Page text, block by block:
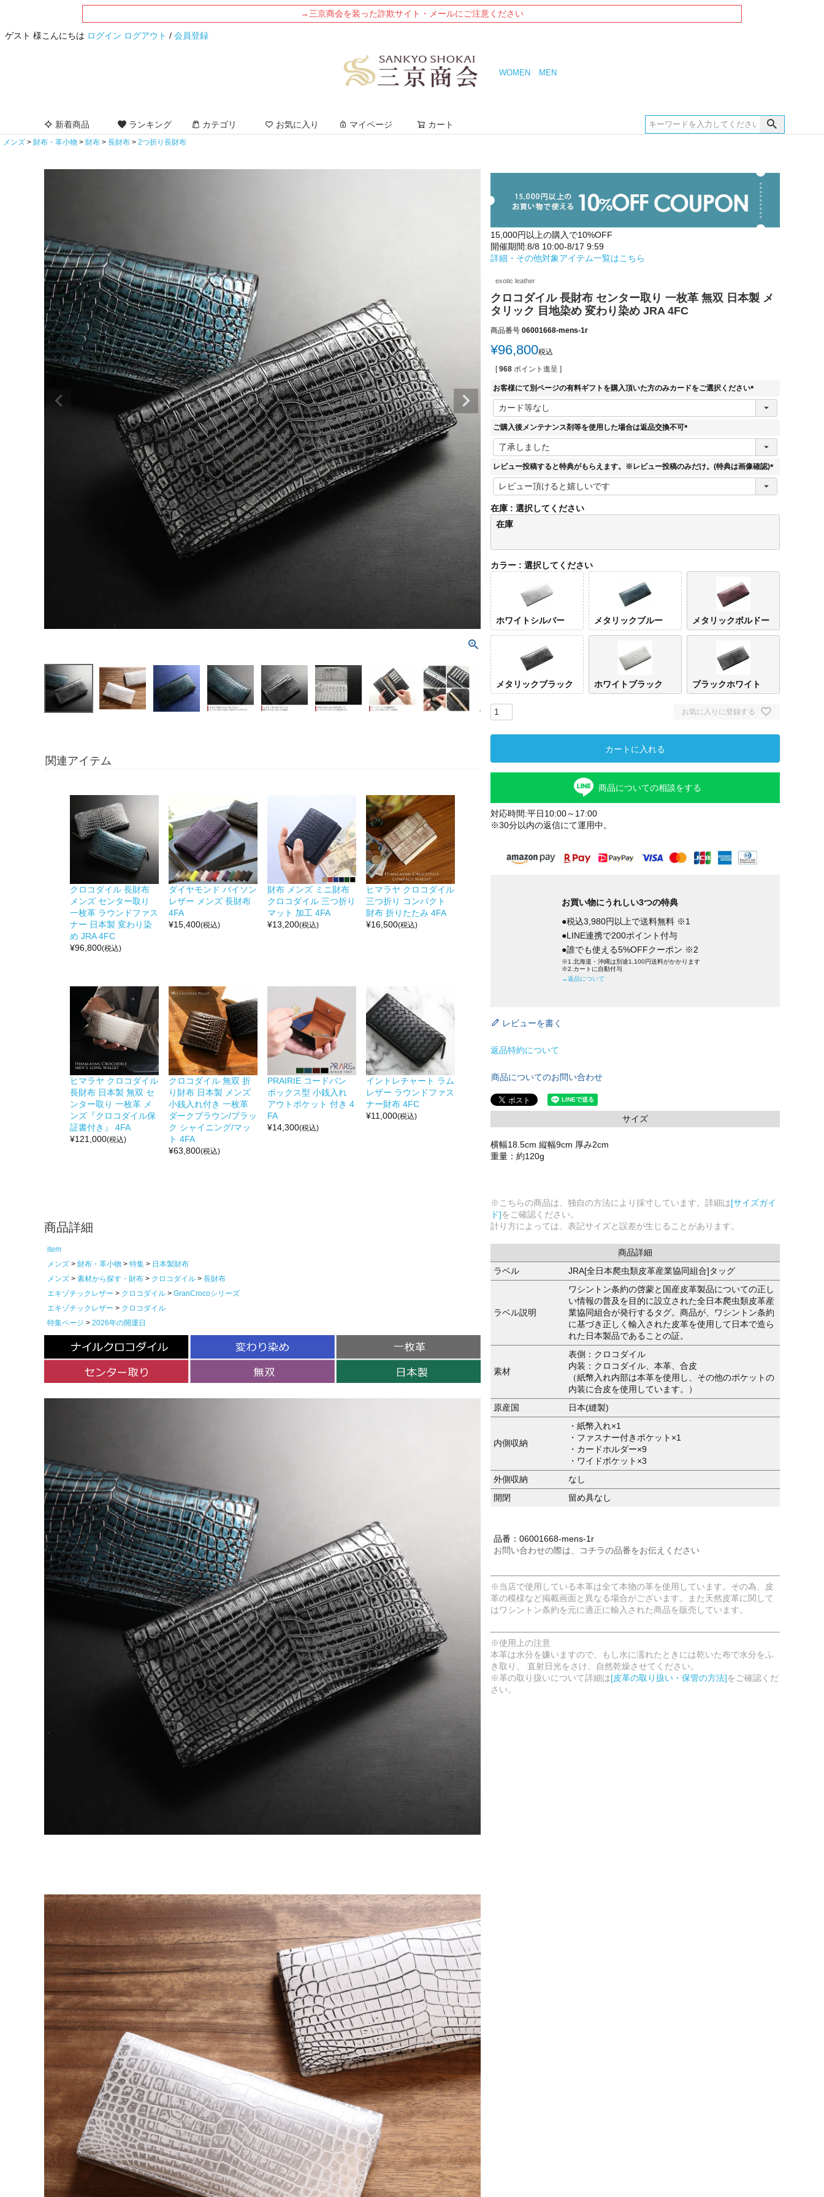
→三京商会を装った詐欺サイト・メールにご注意ください
ゲスト 様こんにちは ログイン ログアウト / 会員登録
WOMEN MEN
新着商品 ランキング カテゴリ お気に入り マイページ カート
メンズ 財布・革小物 財布 長財布 2つ折り長財布
関連アイテム
クロコダイル 長財布
メンズ センター取り
一枚革 ラウンドファス
ナー 日本製 変わり染
め JRA 4FC
¥96,800(税込)
ダイヤモンド パイソン
レザー メンズ 長財布
4FA
¥15,400(税込)
財布 メンズ ミニ財布
クロコダイル 三つ折り
マット 加工 4FA
¥13,200(税込)
ヒマラヤ クロコダイル
三つ折り コンパクト
財布 折りたたみ 4FA
¥16,500(税込)
ヒマラヤ クロコダイル
長財布 日本製 無双 セ
ンター取り 一枚革 メ
ンズ『クロコダイル保
証書付き』 4FA
¥121,000(税込)
クロコダイル 無双 折
り財布 日本製 メンズ
小銭入れ付き 一枚革
ダークブラウン/ブラッ
ク シャイニング/マッ
ト 4FA
¥63,800(税込)
PRAIRIE コードバン
ボックス型 小銭入れ
アウトポケット 付き 4
FA
¥14,300(税込)
イントレチャート ラム
レザー ラウンドファス
ナー財布 4FC
¥11,000(税込)
商品詳細
item
メンズ
財布・革小物 特集
日本製財布
メンズ
素材から探す・財布 クロコダイル
長財布
エキゾチックレザー
クロコダイル
GranCrocoシリーズ
エキゾチックレザー
クロコダイル
特集ページ
2026年の開運日
15,000円以上の購入で10%OFF
開催期間:8/8 10:00-8/17 9:59
詳細・その他対象アイテム一覧はこちら
exotic leather
クロコダイル 長財布 センター取り 一枚革 無双 日本製 メ
タリック 目地染め 変わり染め JRA 4FC
商品番号 06001668-mens-1r
¥96,800税込
[ 968 ポイント進呈 ]
お客様にて別ページの有料ギフトを購入頂いた方のみカードをご選択ください
(
ご購入後メンテナンス剤等を使用した場合は返品交換不可
(
須
レビュー投稿すると特典がもらえます。※レビュー投稿のみだけ。(特典は画像確認)
(
)
在庫
選択してください
在庫
カラー 選択してください
ホワイトシルバー メタリックブルー メタリックボルドー
メタリックブラック ホワイトブラック ブラックホワイト
お気に入りに登録する
カートに入れる
商品についての相談をする
対応時間:平日10:00～17:00
※30分以内の返信にて運用中。
お買い物にうれしい3つの特典
●税込3,980円以上で送料無料 ※1
●LINE連携で200ポイント付与
●誰でも使える5%OFFクーポン ※2
※1.北海道・沖縄は別途1,100円送料がかかります
※2.カートに自動付与
→返品について
レビューを書く
返品特約について
商品についてのお問い合わせ
サイズ
横幅18.5cm 縦幅9cm 厚み2cm
重量：約120g
※こちらの商品は、独自の方法により採寸しています。詳細は[サイズガイ
ド]をご確認ください。
計り方によっては、表記サイズと誤差が生じることがあります。
商品詳細
ラベル
JRA[全日本爬虫類皮革産業協同組合]タッグ
ラベル説明
ワシントン条約の啓蒙と国産皮革製品についての正し
い情報の普及を目的に設立された全日本爬虫類皮革産
業協同組合が発行するタグ。商品が、ワシントン条約
に基づき正しく輸入された皮革を使用して日本で造ら
れた日本製品であることの証。
素材
表側：クロコダイル
内装：クロコダイル、本革、合皮
（紙幣入れ内部は本革を使用し、その他のポケットの
内装に合皮を使用しています。）
原産国
日本(縫製)
内側収納
・紙幣入れ×1
・ファスナー付きポケット×1
・カードホルダー×9
・ワイドポケット×3
外側収納
なし
開閉
留め具なし
品番：06001668-mens-1r
お問い合わせの際は、コチラの品番をお伝えください
※当店で使用している本革は全て本物の革を使用しています。その為、皮
革の模様など掲載画面と異なる場合がございます。また天然皮革に関して
はワシントン条約を元に適正に輸入された商品を販売しています。
※使用上の注意
本革は水分を嫌いますので、もし水に濡れたときには乾いた布で水分をふ
き取り、 直射日光をさけ、自然乾燥させてください。
※革の取り扱いについて詳細は[皮革の取り扱い・保管の方法]をご確認くだ
さい。